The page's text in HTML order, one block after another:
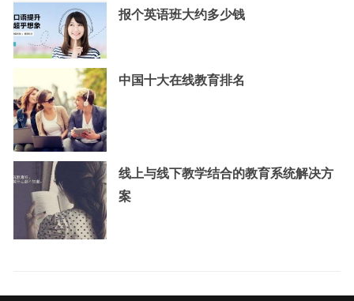
报个英语班大约多少钱
中国十大在线教育排名
线上与线下教学结合的教育系统解决方
案